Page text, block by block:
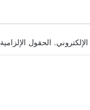
الحقول